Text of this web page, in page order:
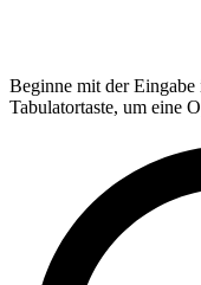
Beginne mit der
Tabulatortaste, um eine